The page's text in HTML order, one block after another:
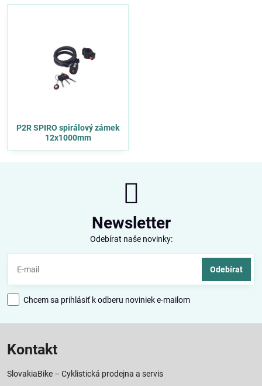
P2R SPIRO spirálový zámek
12x1000mm
Newsletter
Odebírat naše novinky:
Odebírat
Chcem sa prihlásiť k odberu noviniek e-mailom
Kontakt
SlovakiaBike – Cyklistická prodejna a servis